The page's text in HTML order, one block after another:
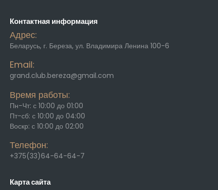
Контактная информация
Адрес:
Беларусь, г. Береза, ул. Владимира Ленина 100-6
Email:
grand.club.bereza@gmail.com
Время работы:
Пн-Чт: с 10:00 до 01:00
Пт-сб: с 10:00 до 04:00
Воскр: с 10:00 до 02:00
Телефон:
+375(33)64-64-64-7
Карта сайта